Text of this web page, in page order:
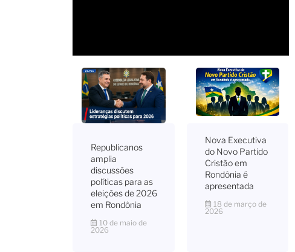
Republicanos
amplia
discussões
políticas para as
eleições de 2026
em Rondônia
10 de maio de
2026
Nova Executiva
do Novo Partido
Cristão em
Rondônia é
apresentada
18 de março de
2026